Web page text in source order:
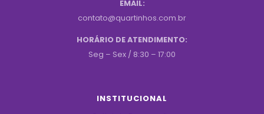
EMAIL:
contato@quartinhos.com.br
HORÁRIO DE ATENDIMENTO:
Seg – Sex / 8:30 – 17:00
INSTITUCIONAL